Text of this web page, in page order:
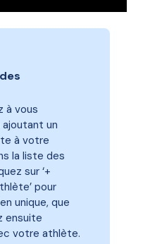
à vous
un
à votre
la liste des
sur ‘+
pour
unique, que
ensuite
votre athlète.